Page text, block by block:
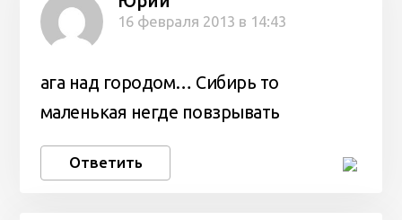
16 февраля 2013 в 14:43
ага над городом… Сибирь то
маленькая негде повзрывать
Ответить